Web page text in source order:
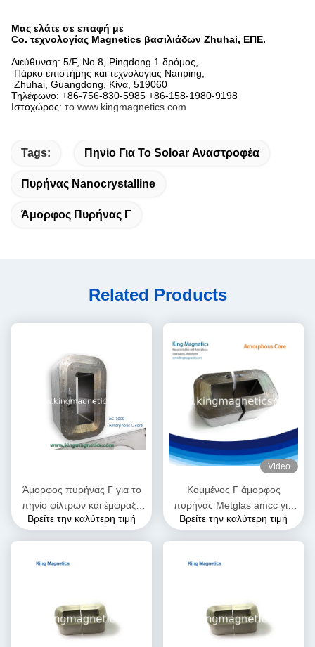
Μας ελάτε σε επαφή με
Co. τεχνολογίας Magnetics βασιλιάδων Zhuhai, ΕΠΕ.
Διεύθυνση: 5/F, No.8, Pingdong 1 δρόμος,
Πάρκο επιστήμης και τεχνολογίας Nanping,
Zhuhai, Guangdong, Κίνα, 519060
Τηλέφωνο: +86-756-830-5985 +86-158-1980-9198
Ιστοχώρος: το www.kingmagnetics.com
Tags: Πηνίο Για Το Soloar Αναστροφέα
Πυρήνας Nanocrystalline
Άμορφος Πυρήνας Γ
Related Products
Άμορφος πυρήνας Γ για το
πηνίο φίλτρων και έμφραξη
PFC φιαγμένη από υψηλό -
Βρείτε την καλύτερη τιμή
Video
Κομμένος Γ άμορφος
πυρήνας Metglas amcc για
την υψηλή συχνότητα και τον
Βρείτε την καλύτερη τιμή